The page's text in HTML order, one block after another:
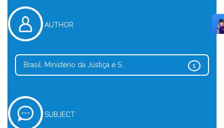
AUTHOR
1
Brasil. Ministério da Justiça e S...
SUBJECT